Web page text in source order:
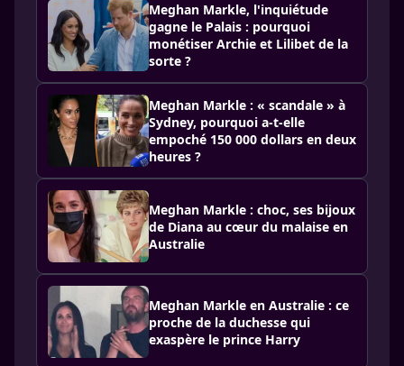
Meghan Markle, l'inquiétude
gagne le Palais : pourquoi
monétiser Archie et Lilibet de la
sorte ?
Meghan Markle : « scandale » à
Sydney, pourquoi a-t-elle
empoché 150 000 dollars en deux
heures ?
Meghan Markle : choc, ses bijoux
de Diana au cœur du malaise en
Australie
Meghan Markle en Australie : ce
proche de la duchesse qui
exaspère le prince Harry